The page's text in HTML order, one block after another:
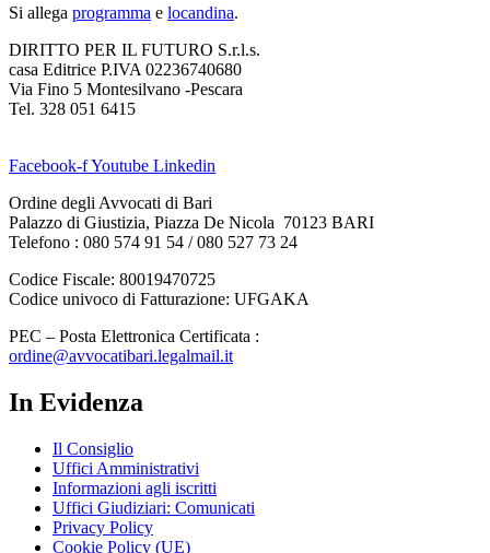
Si allega programma e locandina.
DIRITTO PER IL FUTURO S.r.l.s.
casa Editrice P.IVA 02236740680
Via Fino 5 Montesilvano -Pescara
Tel. 328 051 6415
Facebook-fYoutube Linkedin
Ordine degli Avvocati di Bari
Palazzo di Giustizia, Piazza De Nicola 70123 BARI
Telefono : 080 574 91 54 / 080 527 73 24
Codice Fiscale: 80019470725
Codice univoco di Fatturazione: UFGAKA
PEC – Posta Elettronica Certificata :
ordine@avvocatibari.legalmail.it
In Evidenza
Il Consiglio
Uffici Amministrativi
Informazioni agli iscritti
Uffici Giudiziari: Comunicati
Privacy Policy
Cookie Policy (UE)